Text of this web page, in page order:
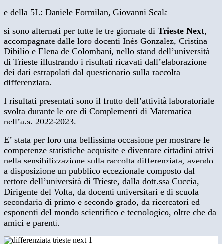
e della 5L: Daniele Formilan, Giovanni Scala
si sono alternati per tutte le tre giornate di Trieste Next,
accompagnate dalle loro docenti Inés Gonzalez, Cristina
Dibilio e Elena de Colombani, nello stand dell’università
di Trieste illustrando i risultati ricavati dall’elaborazione
dei dati estrapolati dal questionario sulla raccolta
differenziata.
I risultati presentati sono il frutto dell’attività laboratoriale
svolta durante le ore di Complementi di Matematica
nell’a.s. 2022-2023.
E’ stata per loro una bellissima occasione per mostrare le
competenze statistiche acquisite e diventare cittadini attivi
nella sensibilizzazione sulla raccolta differenziata, avendo
a disposizione un pubblico eccezionale composto dal
rettore dell’università di Trieste, dalla dott.ssa Cuccia,
Dirigente del Volta, da docenti universitari e di scuola
secondaria di primo e secondo grado, da ricercatori ed
esponenti del mondo scientifico e tecnologico, oltre che da
amici e parenti.